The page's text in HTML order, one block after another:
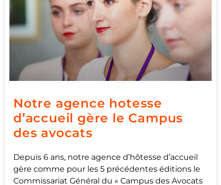
Notre agence hotesse
d’accueil gère le Campus
des avocats
Depuis 6 ans, notre agence d’hôtesse d’accueil
gère comme pour les 5 précédentes éditions le
Commissariat Général du « Campus des Avocats